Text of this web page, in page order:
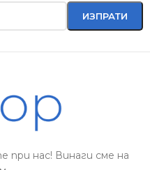
при нас! Винаги сме на